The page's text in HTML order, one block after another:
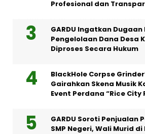
Profesional dan
GARDU Ingatkan
Pengelolaan Dana Desa
Diproses Secara Hukum
BlackHole Corpse
Gairahkan Skena Musik
Event Perdana “Rice City
GARDU Soroti Penjualan
SMP Negeri, Wali Murid